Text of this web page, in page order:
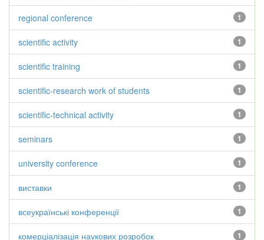
1
regional conference
1
scientific activity
1
scientific training
1
scientific-research work of students
1
scientific-technical activity
1
seminars
1
university conference
1
виставки
1
всеукраїнські конференції
1
комерціалізація наукових розробок